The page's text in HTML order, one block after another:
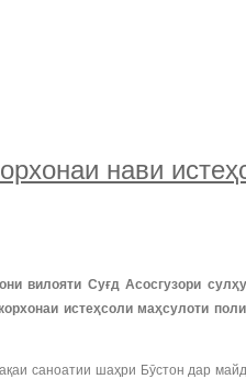
нави
вилояти Суғд Асосгузори
истеҳсоли маҳсулоти
саноатии шаҳри Бӯстон дар